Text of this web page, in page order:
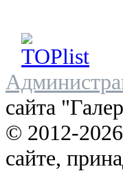
сайта
© 2012-
сайте,